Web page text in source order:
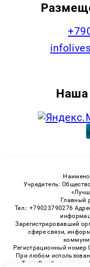
Наша
Учредитель:
Главный
Тел.: +79023790276
Зарегистрировавший
сфере связи,
Регистрационный
При любом
Town.Ru